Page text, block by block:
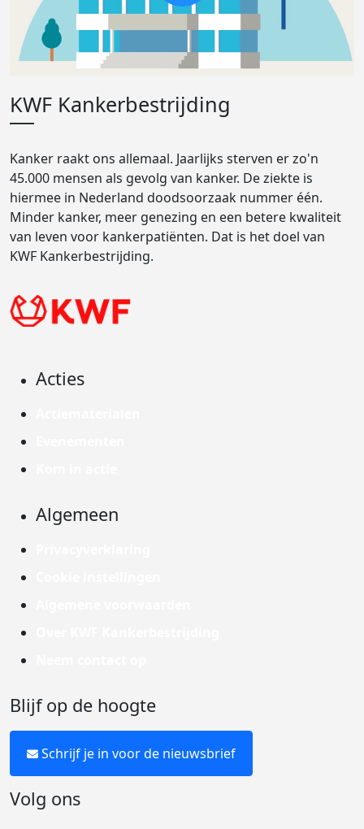
KWF Kankerbestrijding
Kanker raakt ons allemaal. Jaarlijks sterven er zo'n
45.000 mensen als gevolg van kanker. De ziekte is
hiermee in Nederland doodsoorzaak nummer één.
Minder kanker, meer genezing en een betere kwaliteit
van leven voor kankerpatiënten. Dat is het doel van
KWF Kankerbestrijding.
Acties
Algemeen
Blijf op de hoogte
Schrijf je in voor de nieuwsbrief
Volg ons